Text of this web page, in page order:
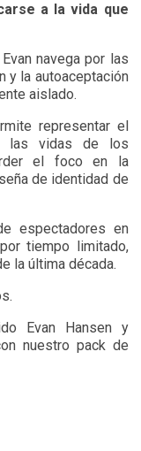
a la vida que
navega por las
y la autoaceptación
aislado.
representar el
las vidas de los
el foco en la
de identidad de
espectadores en
tiempo limitado,
la última década.
Evan Hansen y
nuestro pack de